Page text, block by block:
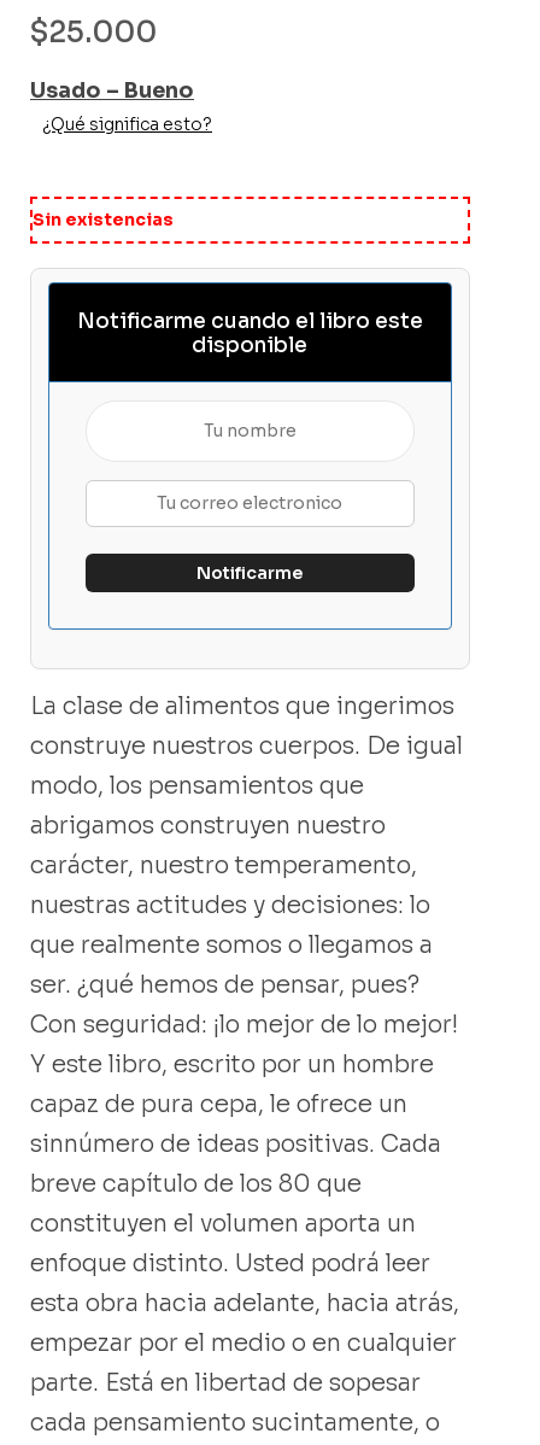
$25.000
Usado – Bueno
¿Qué significa esto?
Sin existencias
Notificarme cuando el libro este
disponible
La clase de alimentos que ingerimos
construye nuestros cuerpos. De igual
modo, los pensamientos que
abrigamos construyen nuestro
carácter, nuestro temperamento,
nuestras actitudes y decisiones: lo
que realmente somos o llegamos a
ser. ¿qué hemos de pensar, pues?
Con seguridad: ¡lo mejor de lo mejor!
Y este libro, escrito por un hombre
capaz de pura cepa, le ofrece un
sinnúmero de ideas positivas. Cada
breve capítulo de los 80 que
constituyen el volumen aporta un
enfoque distinto. Usted podrá leer
esta obra hacia adelante, hacia atrás,
empezar por el medio o en cualquier
parte. Está en libertad de sopesar
cada pensamiento sucintamente, o